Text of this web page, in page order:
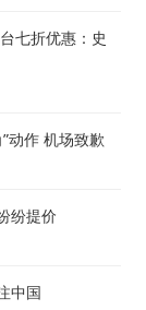
七折优惠：史
动作 机场致歉
纷提价
中国